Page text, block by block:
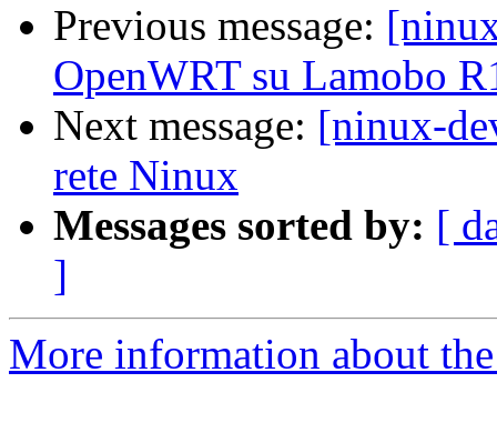
Previous message:
OpenWRT su Lamobo
Next message: [ninux-
rete Ninux
Messages sorted by: [
]
More information about